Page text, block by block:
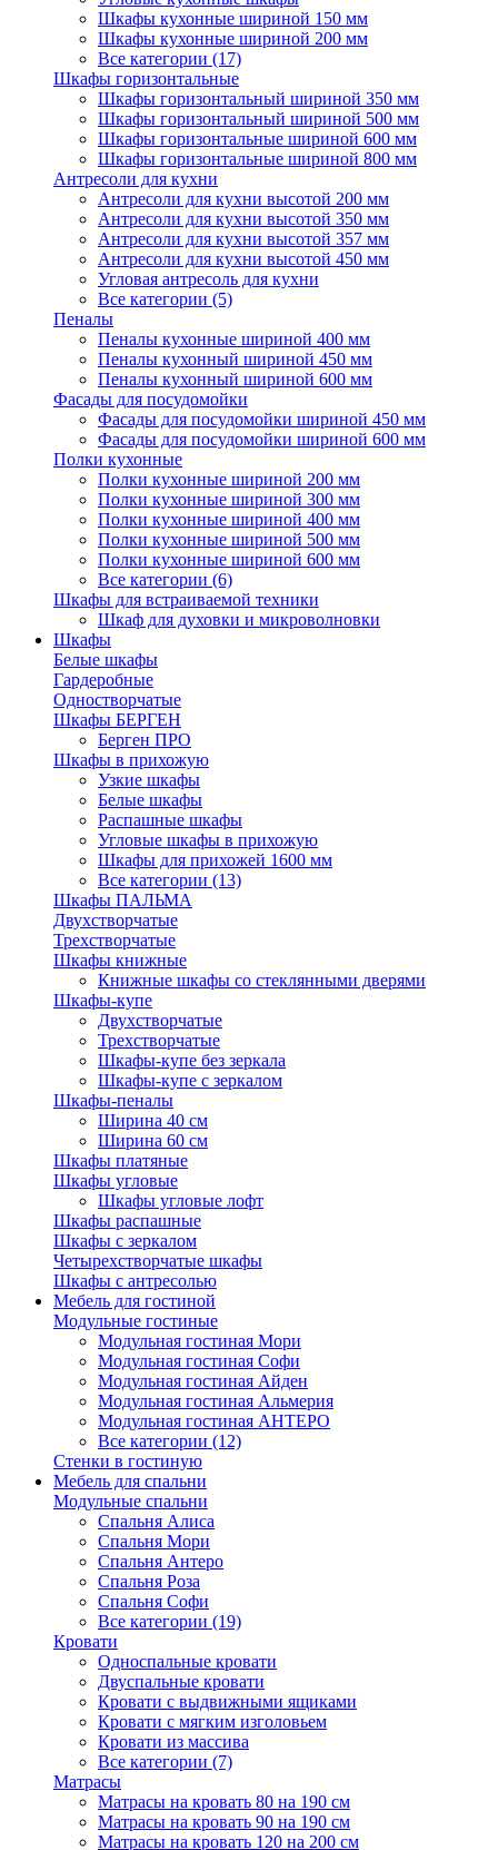
Шкафы кухонные шириной 150 мм
Шкафы кухонные шириной 200 мм
Все категории (17)
Шкафы горизонтальные
Шкафы горизонтальный шириной 350 мм
Шкафы горизонтальный шириной 500 мм
Шкафы горизонтальные шириной 600 мм
Шкафы горизонтальные шириной 800 мм
Антресоли для кухни
Антресоли для кухни высотой 200 мм
Антресоли для кухни высотой 350 мм
Антресоли для кухни высотой 357 мм
Антресоли для кухни высотой 450 мм
Угловая антресоль для кухни
Все категории (5)
Пеналы
Пеналы кухонные шириной 400 мм
Пеналы кухонный шириной 450 мм
Пеналы кухонный шириной 600 мм
Фасады для посудомойки
Фасады для посудомойки шириной 450 мм
Фасады для посудомойки шириной 600 мм
Полки кухонные
Полки кухонные шириной 200 мм
Полки кухонные шириной 300 мм
Полки кухонные шириной 400 мм
Полки кухонные шириной 500 мм
Полки кухонные шириной 600 мм
Все категории (6)
Шкафы для встраиваемой техники
Шкаф для духовки и микроволновки
Шкафы
Белые шкафы
Гардеробные
Одностворчатые
Шкафы БЕРГЕН
Берген ПРО
Шкафы в прихожую
Узкие шкафы
Белые шкафы
Распашные шкафы
Угловые шкафы в прихожую
Шкафы для прихожей 1600 мм
Все категории (13)
Шкафы ПАЛЬМА
Двухстворчатые
Трехстворчатые
Шкафы книжные
Книжные шкафы со стеклянными дверями
Шкафы-купе
Двухстворчатые
Трехстворчатые
Шкафы-купе без зеркала
Шкафы-купе с зеркалом
Шкафы-пеналы
Ширина 40 см
Ширина 60 см
Шкафы платяные
Шкафы угловые
Шкафы угловые лофт
Шкафы распашные
Шкафы с зеркалом
Четырехстворчатые шкафы
Шкафы с антресолью
Мебель для гостиной
Модульные гостиные
Модульная гостиная Мори
Модульная гостиная Софи
Модульная гостиная Айден
Модульная гостиная Альмерия
Модульная гостиная АНТЕРО
Все категории (12)
Стенки в гостиную
Мебель для спальни
Модульные спальни
Спальня Алиса
Спальня Мори
Спальня Антеро
Спальня Роза
Спальня Софи
Все категории (19)
Кровати
Односпальные кровати
Двуспальные кровати
Кровати с выдвижными ящиками
Кровати с мягким изголовьем
Кровати из массива
Все категории (7)
Матрасы
Матрасы на кровать 80 на 190 см
Матрасы на кровать 90 на 190 см
Матрасы на кровать 120 на 200 см